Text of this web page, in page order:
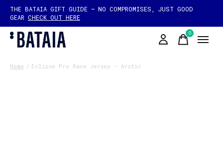
THE BATAIA GIFT GUIDE — NO COMPROMISES, JUST GOOD
GEAR CHECK OUT HERE
0items
Home / Eclipse Pro Race Jersey - Arctic